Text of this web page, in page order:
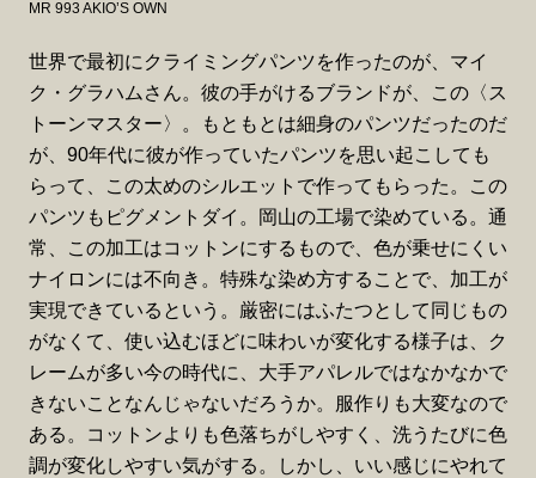
MR 993 AKIO’S OWN
世界で最初にクライミングパンツを作ったのが、マイ
ク・グラハムさん。彼の手がけるブランドが、この〈ス
トーンマスター〉。もともとは細身のパンツだったのだ
が、90年代に彼が作っていたパンツを思い起こしても
らって、この太めのシルエットで作ってもらった。この
パンツもピグメントダイ。岡山の工場で染めている。通
常、この加工はコットンにするもので、色が乗せにくい
ナイロンには不向き。特殊な染め方することで、加工が
実現できているという。厳密にはふたつとして同じもの
がなくて、使い込むほどに味わいが変化する様子は、ク
レームが多い今の時代に、大手アパレルではなかなかで
きないことなんじゃないだろうか。服作りも大変なので
ある。コットンよりも色落ちがしやすく、洗うたびに色
調が変化しやすい気がする。しかし、いい感じにやれて